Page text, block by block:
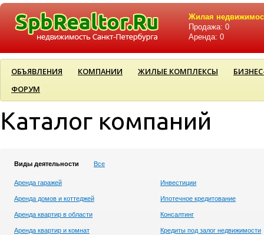
Жилая
Продажа: 0
Аренда: 0
ОБЪЯВЛЕНИЯ КОМПАНИИ ЖИЛЫЕ КОМПЛЕКСЫ
ФОРУМ
Каталог компаний
Виды деятельности Все
Аренда гаражей
Аренда домов и коттеджей
Аренда квартир в области
Аренда квартир и комнат
Инвестиции
Ипотечное кредитование
Консалтинг
Кредиты под залог недвижимости